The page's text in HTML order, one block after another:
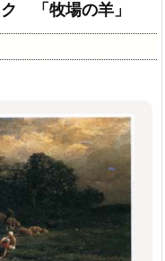
「牧場の羊」